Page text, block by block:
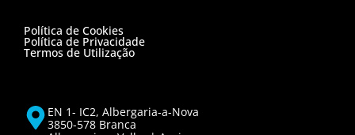
Política de Cookies
Política de Privacidade
Termos de Utilização
EN 1- IC2, Albergaria-a-Nova
3850-578 Branca